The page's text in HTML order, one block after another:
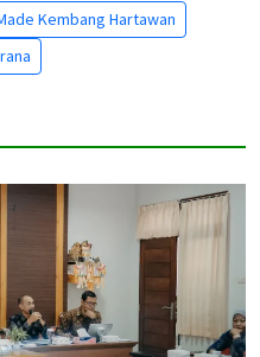
Kembang Hartawan